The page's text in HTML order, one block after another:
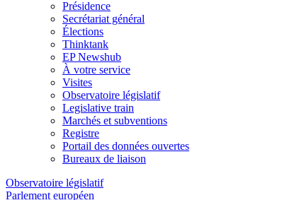
Présidence
Secrétariat général
Élections
Thinktank
EP Newshub
À votre service
Visites
Observatoire législatif
Legislative train
Marchés et subventions
Registre
Portail des données ouvertes
Bureaux de liaison
Observatoire législatif
Parlement européen